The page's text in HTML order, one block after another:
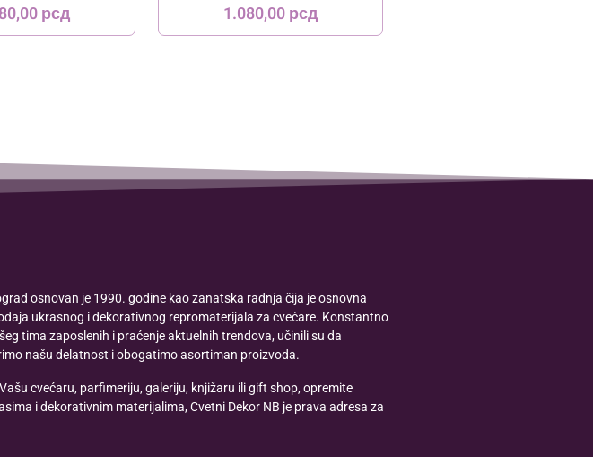
рсд 1.080,00рсд
osnovan je 1990. godine kao zanatska radnja čija je osnovna
ukrasnog i dekorativnog repromaterijala za cvećare. Konstantno
tima zaposlenih i praćenje aktuelnih trendova, učinili su da
našu delatnost i obogatimo asortiman proizvoda.
cvećaru, parfimeriju, galeriju, knjižaru ili gift shop, opremite
i dekorativnim materijalima, Cvetni Dekor NB je prava adresa za